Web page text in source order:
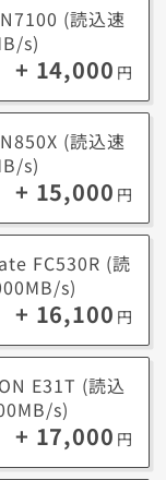
あたり約60MB、4K
が必要です。例え
ます。
：10～30GB
）：30～100GB
）：50～200GB以
：10～30GB
）：30～100GB
）：50～200GB以
(読込速
s)
+ 14,000 円
(読込速
s)
+ 15,000 円
FC530R (読
s)
+ 16,100 円
E31T (読込
s)
+ 17,000 円